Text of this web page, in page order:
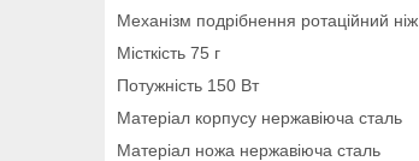
Механізм подрібнення ротаційний ніж
Місткість 75 г
Потужність 150 Вт
Матеріал корпусу нержавіюча сталь
Матеріал ножа нержавіюча сталь